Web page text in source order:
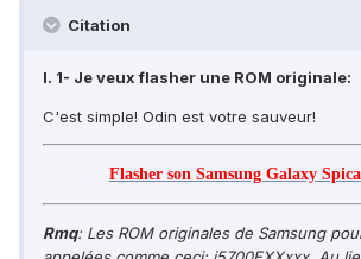
Citation
I. 1- Je veux flasher une ROM originale:
C'est simple! Odin est votre sauveur!
Flasher son Samsung Galaxy
Rmq: Les ROM originales de Samsung